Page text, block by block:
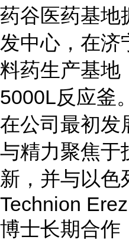
药谷医药基地
发中心，在济
料药生产基地
5000L反应釜。
在公司最初发
与精力聚焦于
新，并与以色
Technion
博士长期合作